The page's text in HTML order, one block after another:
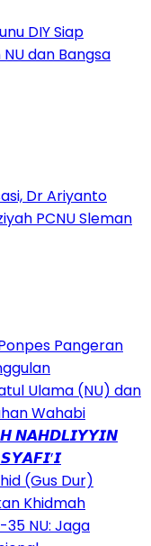
DIY Siap
dan Bangsa
Dr Ariyanto
PCNU Sleman
Pangeran
Ulama (NU) dan
Wahabi
𝙉𝘼𝙃𝘿𝙇𝙄𝙔𝙔𝙄𝙉
(Gus Dur)
Khidmah
NU: Jaga